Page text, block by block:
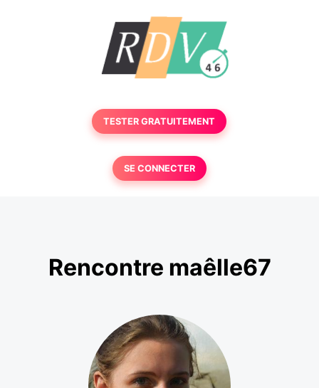
TESTER GRATUITEMENT
SE CONNECTER
Rencontre maêlle67